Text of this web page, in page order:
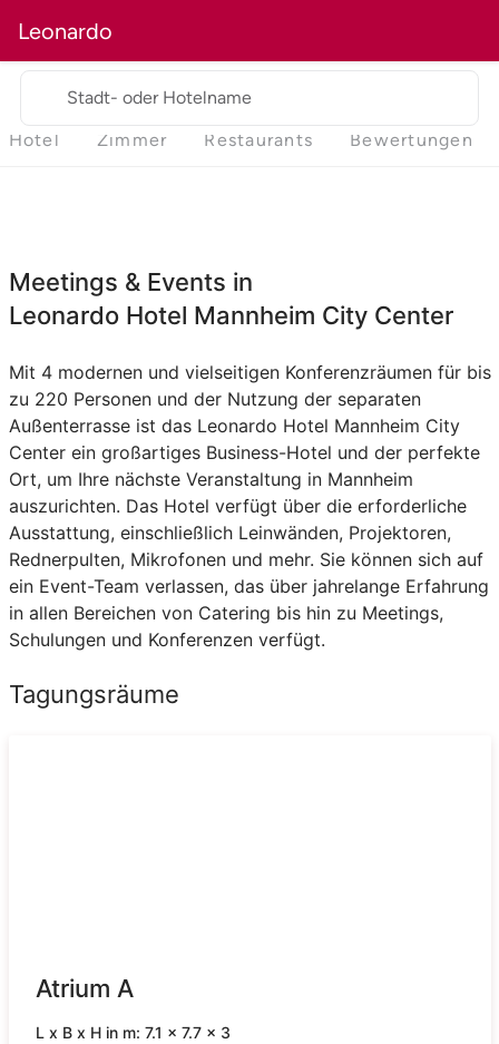
Leonardo
Stadt- oder Hotelname
Hotel Zimmer Restaurants Bewertungen
Meetings & Events in
Leonardo Hotel Mannheim City Center
Mit 4 modernen und vielseitigen Konferenzräumen für bis
zu 220 Personen und der Nutzung der separaten
Außenterrasse ist das Leonardo Hotel Mannheim City
Center ein großartiges Business-Hotel und der perfekte
Ort, um Ihre nächste Veranstaltung in Mannheim
auszurichten. Das Hotel verfügt über die erforderliche
Ausstattung, einschließlich Leinwänden, Projektoren,
Rednerpulten, Mikrofonen und mehr. Sie können sich auf
ein Event-Team verlassen, das über jahrelange Erfahrung
in allen Bereichen von Catering bis hin zu Meetings,
Schulungen und Konferenzen verfügt.
Tagungsräume
Atrium A
L x B x H in m: 7.1 x 7.7 x 3